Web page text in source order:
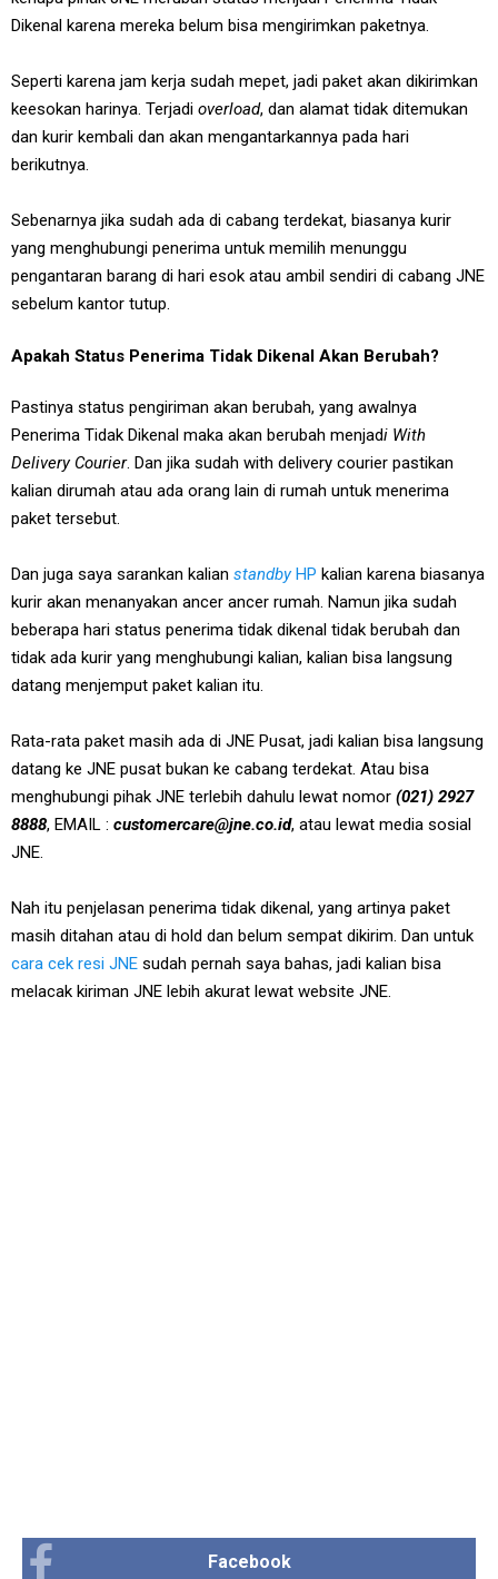
Dikenal karena mereka belum bisa mengirimkan paketnya.
Seperti karena jam kerja sudah mepet, jadi paket akan dikirimkan
keesokan harinya. Terjadi overload, dan alamat tidak ditemukan
dan kurir kembali dan akan mengantarkannya pada hari
berikutnya.
Sebenarnya jika sudah ada di cabang terdekat, biasanya kurir
yang menghubungi penerima untuk memilih menunggu
pengantaran barang di hari esok atau ambil sendiri di cabang JNE
sebelum kantor tutup.
Apakah Status Penerima Tidak Dikenal Akan Berubah?
Pastinya status pengiriman akan berubah, yang awalnya
Penerima Tidak Dikenal maka akan berubah menjadi With
Delivery Courier. Dan jika sudah with delivery courier pastikan
kalian dirumah atau ada orang lain di rumah untuk menerima
paket tersebut.
Dan juga saya sarankan kalian standbyHP kalian karena biasanya
kurir akan menanyakan ancer ancer rumah. Namun jika sudah
beberapa hari status penerima tidak dikenal tidak berubah dan
tidak ada kurir yang menghubungi kalian, kalian bisa langsung
datang menjemput paket kalian itu.
Rata-rata paket masih ada di JNE Pusat, jadi kalian bisa langsung
datang ke JNE pusat bukan ke cabang terdekat. Atau bisa
menghubungi pihak JNE terlebih dahulu lewat nomor (021) 2927
8888, EMAIL : customercare@jne.co.id, atau lewat media sosial
JNE.
Nah itu penjelasan penerima tidak dikenal, yang artinya paket
masih ditahan atau di hold dan belum sempat dikirim. Dan untuk
cara cek resi JNE sudah pernah saya bahas, jadi kalian bisa
melacak kiriman JNE lebih akurat lewat website JNE.
Facebook